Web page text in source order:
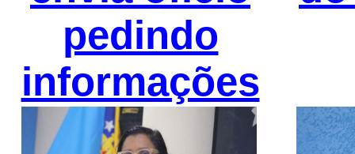
pedindo
informações